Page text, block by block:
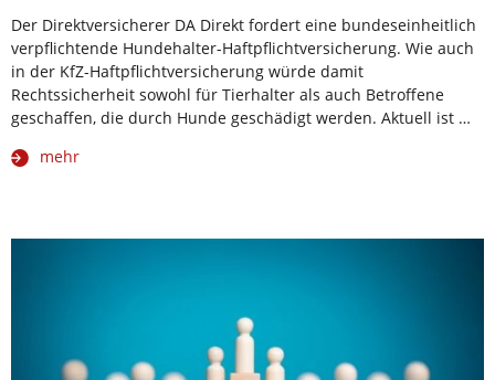
Der Direktversicherer DA Direkt fordert eine bundeseinheitlich
verpflichtende Hundehalter-Haftpflichtversicherung. Wie auch
in der KfZ-Haftpflichtversicherung würde damit
Rechtssicherheit sowohl für Tierhalter als auch Betroffene
geschaffen, die durch Hunde geschädigt werden. Aktuell ist …
mehr